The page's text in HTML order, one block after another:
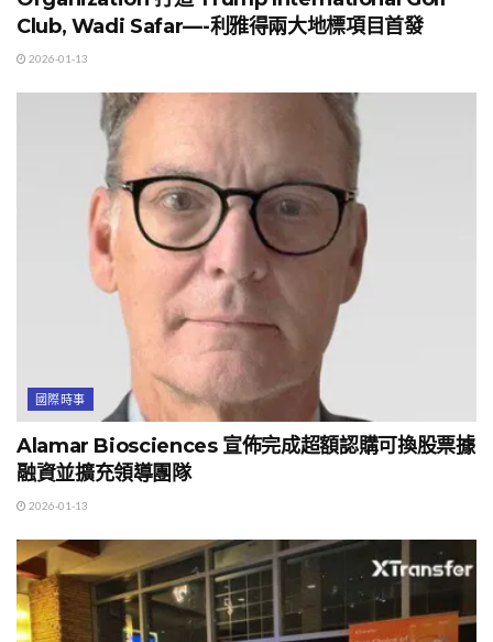
Club, Wadi Safar—-利雅得兩大地標項目首發
2026-01-13
國際時事
Alamar Biosciences 宣佈完成超額認購可換股票據
融資並擴充領導團隊
2026-01-13